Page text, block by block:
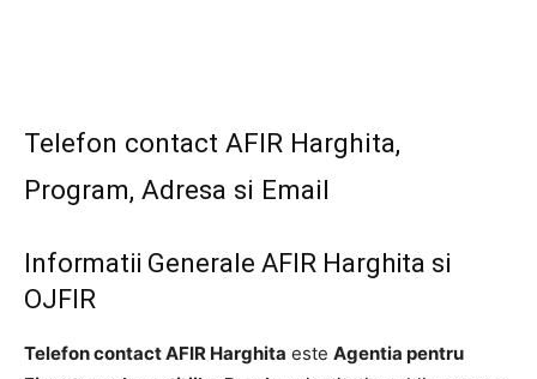
Telefon contact AFIR Harghita,
Program, Adresa si Email
Informatii Generale AFIR Harghita si
OJFIR
Telefon contact AFIR Harghita este Agentia pentru